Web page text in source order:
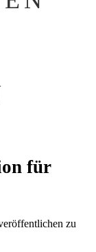
für
zu